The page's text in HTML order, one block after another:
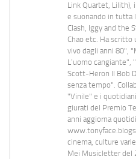
Link Quartet, Lilith),
e suonando in tutta
Clash, Iggy and the
Chao etc. Ha scritto
vivo dagli anni 80",
L’uomo cangiante",
Scott-Heron Il Bob
senza tempo".
"Vinile" e i
giurati del Premio
anni aggiorna
cinema, culture
Mei Musicletter del